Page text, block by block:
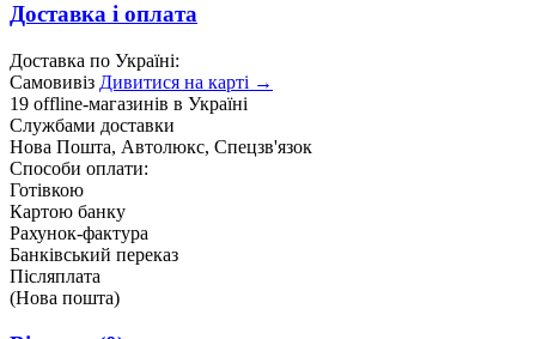
Доставка і оплата
Доставка по Україні:
Самовивіз Дивитися на карті →
19 offline-магазинів в Україні
Службами доставки
Нова Пошта, Автолюкс, Спецзв'язок
Способи оплати:
Готівкою
Картою банку
Рахунок-фактура
Банківський переказ
Післяплата
(Нова пошта)